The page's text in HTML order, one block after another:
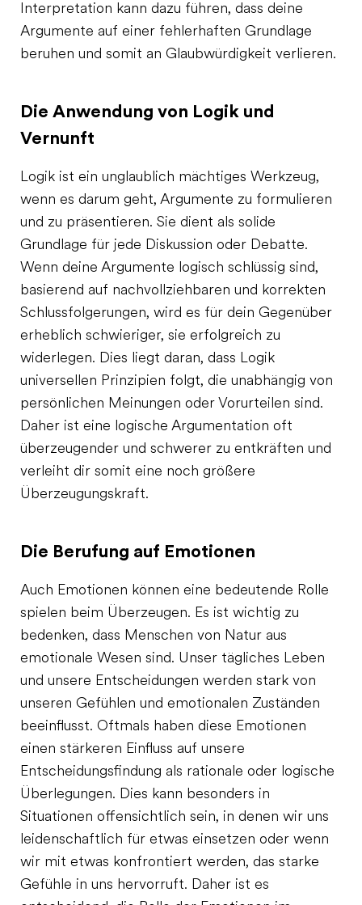
Interpretation kann dazu führen, dass deine
Argumente auf einer fehlerhaften Grundlage
beruhen und somit an Glaubwürdigkeit verlieren.
Die Anwendung von Logik und
Vernunft
Logik ist ein unglaublich mächtiges Werkzeug,
wenn es darum geht, Argumente zu formulieren
und zu präsentieren. Sie dient als solide
Grundlage für jede Diskussion oder Debatte.
Wenn deine Argumente logisch schlüssig sind,
basierend auf nachvollziehbaren und korrekten
Schlussfolgerungen, wird es für dein Gegenüber
erheblich schwieriger, sie erfolgreich zu
widerlegen. Dies liegt daran, dass Logik
universellen Prinzipien folgt, die unabhängig von
persönlichen Meinungen oder Vorurteilen sind.
Daher ist eine logische Argumentation oft
überzeugender und schwerer zu entkräften und
verleiht dir somit eine noch größere
Überzeugungskraft.
Die Berufung auf Emotionen
Auch Emotionen können eine bedeutende Rolle
spielen beim Überzeugen. Es ist wichtig zu
bedenken, dass Menschen von Natur aus
emotionale Wesen sind. Unser tägliches Leben
und unsere Entscheidungen werden stark von
unseren Gefühlen und emotionalen Zuständen
beeinflusst. Oftmals haben diese Emotionen
einen stärkeren Einfluss auf unsere
Entscheidungsfindung als rationale oder logische
Überlegungen. Dies kann besonders in
Situationen offensichtlich sein, in denen wir uns
leidenschaftlich für etwas einsetzen oder wenn
wir mit etwas konfrontiert werden, das starke
Gefühle in uns hervorruft. Daher ist es